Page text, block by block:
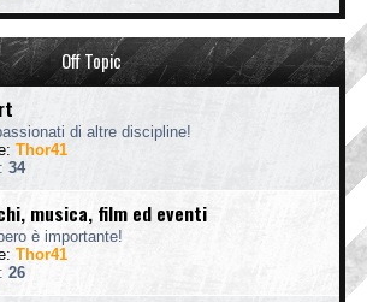
Off Topic
di altre discipline!
Thor41
34
musica, film ed eventi
è importante!
Thor41
26